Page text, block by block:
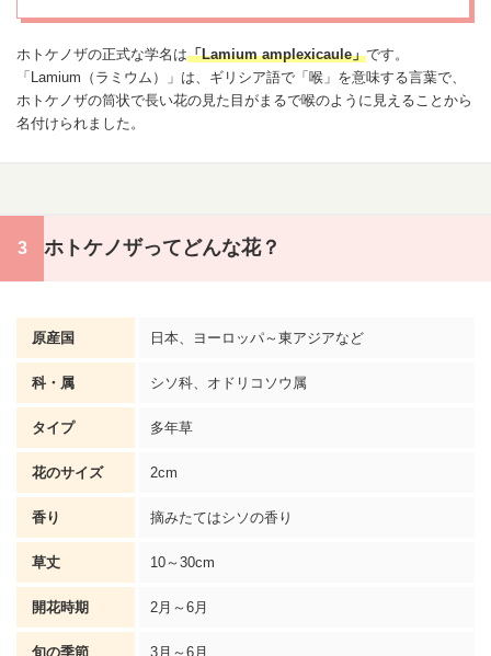
ホトケノザの正式な学名は「Lamium amplexicaule」です。
「Lamium（ラミウム）」は、ギリシア語で「喉」を意味する言葉で、
ホトケノザの筒状で長い花の見た目がまるで喉のように見えることから
名付けられました。
ホトケノザってどんな花？
原産国 日本、ヨーロッパ～東アジアなど
科・属 シソ科、オドリコソウ属
タイプ 多年草
花のサイズ 2cm
香り 摘みたてはシソの香り
草丈 10～30cm
開花時期 2月～6月
旬の季節 3月～6月